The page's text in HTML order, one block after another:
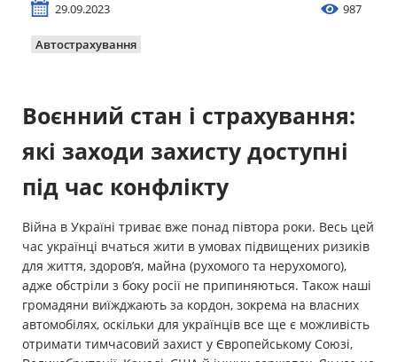
29.09.2023 987
Автострахування
Воєнний стан і страхування:
які заходи захисту доступні
під час конфлікту
Війна в Україні триває вже понад півтора роки. Весь цей
час українці вчаться жити в умовах підвищених ризиків
для життя, здоров’я, майна (рухомого та нерухомого),
адже обстріли з боку росії не припиняються. Також наші
громадяни виїжджають за кордон, зокрема на власних
автомобілях, оскільки для українців все ще є можливість
отримати тимчасовий захист у Європейському Союзі,